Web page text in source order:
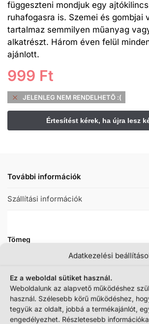
Adatkezelési
Ez a weboldal sütiket használ.
Weboldalunk az alapvető működéshez
használ. Szélesebb körű működéshez,
tegyük az oldalt, jobbá a termékajánlót,
engedélyezhet. Részletesebb
függeszteni mondjuk egy
ruhafogasra is. Szemei és gombjai
tartalmaz semmilyen műanyag
alkatrészt. Három éven felül
ajánlott.
999 Ft
JELENLEG NEM RENDELHETŐ :(
További információk
Szállítási információk
Tömeg
Raktárkészlet
Új vagy használt: